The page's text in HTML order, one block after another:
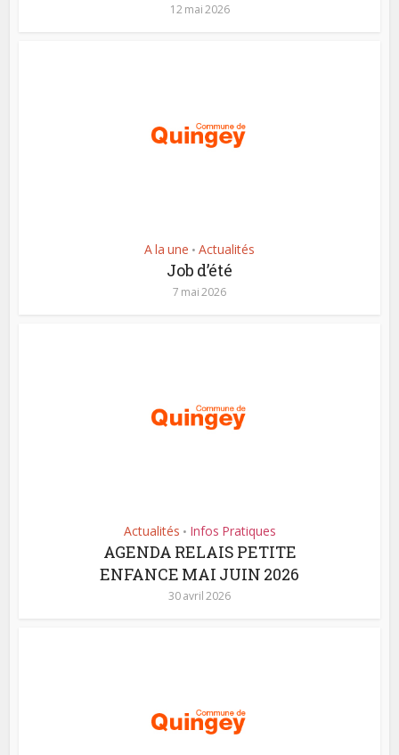
12 mai 2026
A la une • Actualités
Job d’été
7 mai 2026
Actualités • Infos Pratiques
AGENDA RELAIS PETITE
ENFANCE MAI JUIN 2026
30 avril 2026